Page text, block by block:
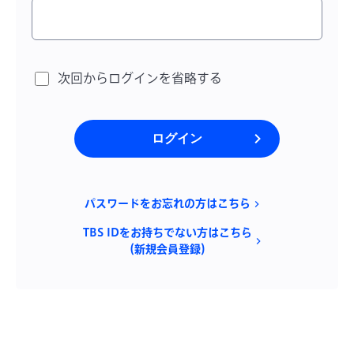
次回からログインを省略する
ログイン
パスワードをお忘れの方はこちら
TBS IDをお持ちでない方はこちら
（新規会員登録）